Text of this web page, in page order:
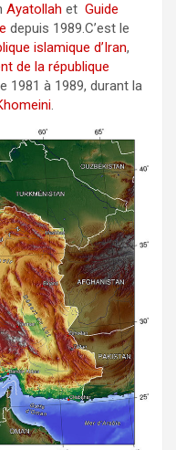
Ayatollah et Guide
depuis 1989.C’est le
islamique d’Iran,
de la république
1981 à 1989, durant la
.